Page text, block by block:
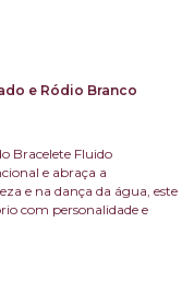
e Ródio Branco
Bracelete Fluido
e abraça a
e na dança da água, este
com personalidade e